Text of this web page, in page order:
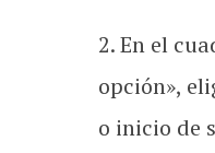
2. En el
opción»,
o inicio de